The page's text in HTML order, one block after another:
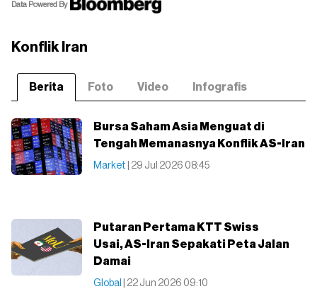
Data Powered By
Konflik Iran
Berita Foto Video Infografis
Bursa Saham Asia Menguat di
Tengah Memanasnya Konflik AS-Iran
Market | 29 Jul 2026 08:45
Putaran Pertama KTT Swiss
Usai, AS-Iran Sepakati Peta Jalan
Damai
Global | 22 Jun 2026 09:10